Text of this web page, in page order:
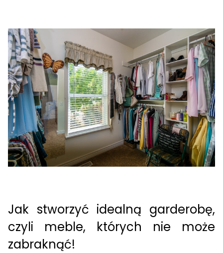
Jak stworzyć idealną garderobę,
czyli meble, których nie może
zabraknąć!